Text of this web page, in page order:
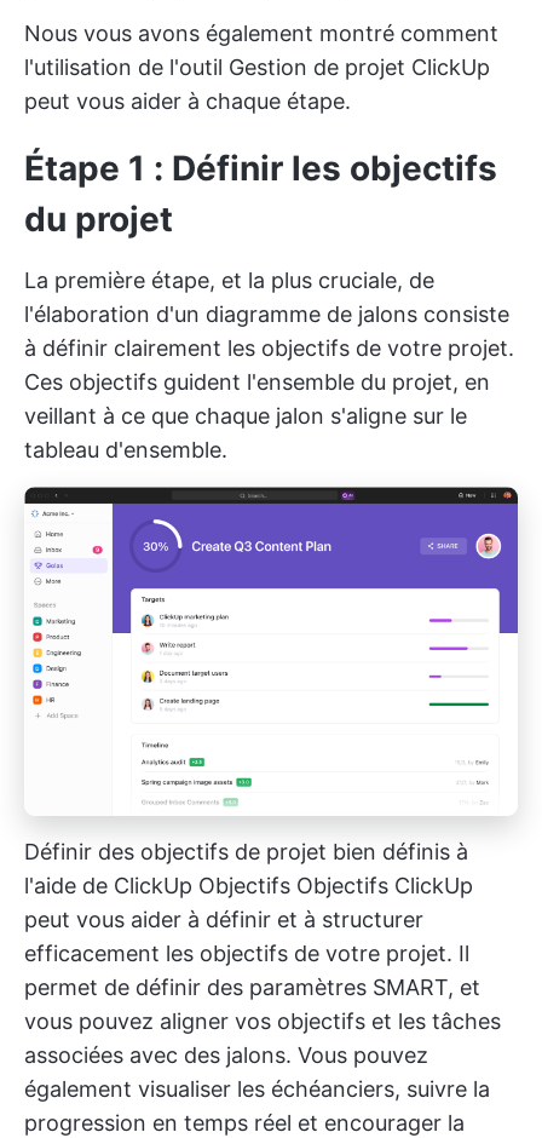
Nous vous avons également montré comment
l'utilisation de l'outil Gestion de projet ClickUp
peut vous aider à chaque étape.
Étape 1 : Définir les objectifs
du projet
La première étape, et la plus cruciale, de
l'élaboration d'un diagramme de jalons consiste
à définir clairement les objectifs de votre projet.
Ces objectifs guident l'ensemble du projet, en
veillant à ce que chaque jalon s'aligne sur le
tableau d'ensemble.
Définir des objectifs de projet bien définis à
l'aide de ClickUp Objectifs Objectifs ClickUp
peut vous aider à définir et à structurer
efficacement les objectifs de votre projet. Il
permet de définir des paramètres SMART, et
vous pouvez aligner vos objectifs et les tâches
associées avec des jalons. Vous pouvez
également visualiser les échéanciers, suivre la
progression en temps réel et encourager la